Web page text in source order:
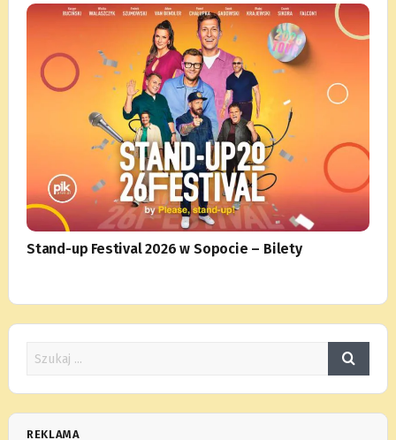
Stand-up Festival 2026 w Sopocie – Bilety
REKLAMA